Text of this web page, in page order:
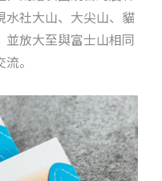
水社大山、大尖山、貓
放大至與富士山相同
。